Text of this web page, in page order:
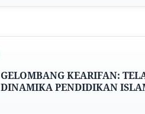
GELOMBANG KEARIFAN:
DINAMIKA PENDIDIKAN